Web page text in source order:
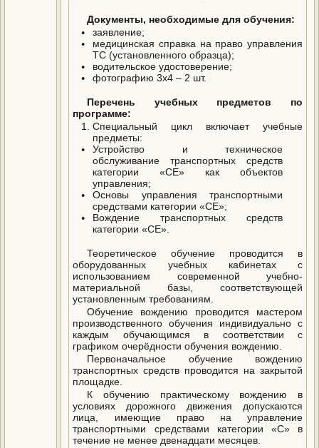
Документы, необходимые для обучения:
заявление;
медицинская справка на право управления
ТС (установленного образца);
водительское удостоверение;
фотографию 3х4 – 2 шт.
Перечень учебных предметов по
программе:
Специальный цикл включает учебные
предметы:
Устройство и техническое
обслуживание транспортных средств
категории «СЕ» как объектов
управления;
Основы управления транспортными
средствами категории «СЕ»;
Вождение транспортных средств
категории «СЕ».
Теоретическое обучение проводится в
оборудованных учебных кабинетах с
использованием современной учебно-
материальной базы, соответствующей
установленным требованиям.
Обучение вождению проводится мастером
производственного обучения индивидуально с
каждым обучающимся в соответствии с
графиком очерёдности обучения вождению.
Первоначальное обучение вождению
транспортных средств проводится на закрытой
площадке.
К обучению практическому вождению в
условиях дорожного движения допускаются
лица, имеющие право на управление
транспортными средствами категории «С» в
течение не менее двенадцати месяцев.